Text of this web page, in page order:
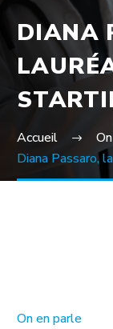
DIANA
Accueil
Diana Passaro,
On en parle